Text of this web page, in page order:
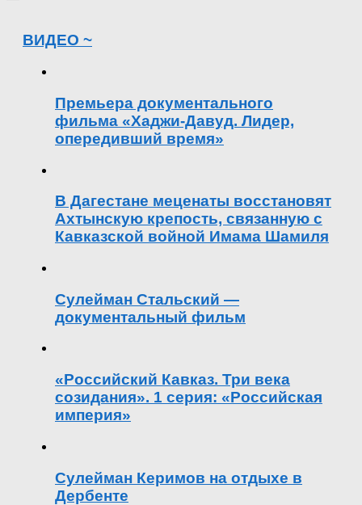
ВИДЕО ~
Премьера документального
фильма «Хаджи-Давуд. Лидер,
опередивший время»
В Дагестане меценаты восстановят
Ахтынскую крепость, связанную с
Кавказской войной Имама Шамиля
Сулейман Стальский —
документальный фильм
«Российский Кавказ. Три века
созидания». 1 серия: «Российская
империя»
Сулейман Керимов на отдыхе в
Дербенте